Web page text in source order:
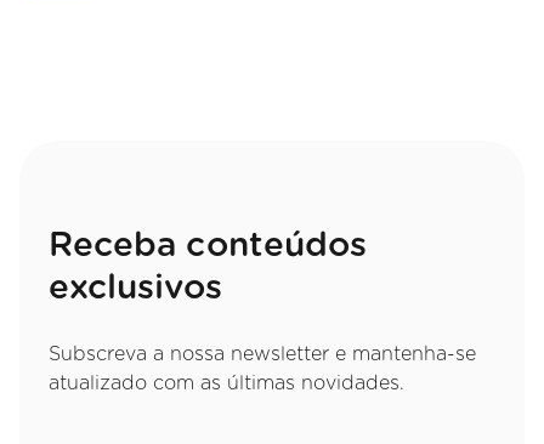
Receba conteúdos
exclusivos
Subscreva a nossa newsletter e mantenha-se
atualizado com as últimas novidades.